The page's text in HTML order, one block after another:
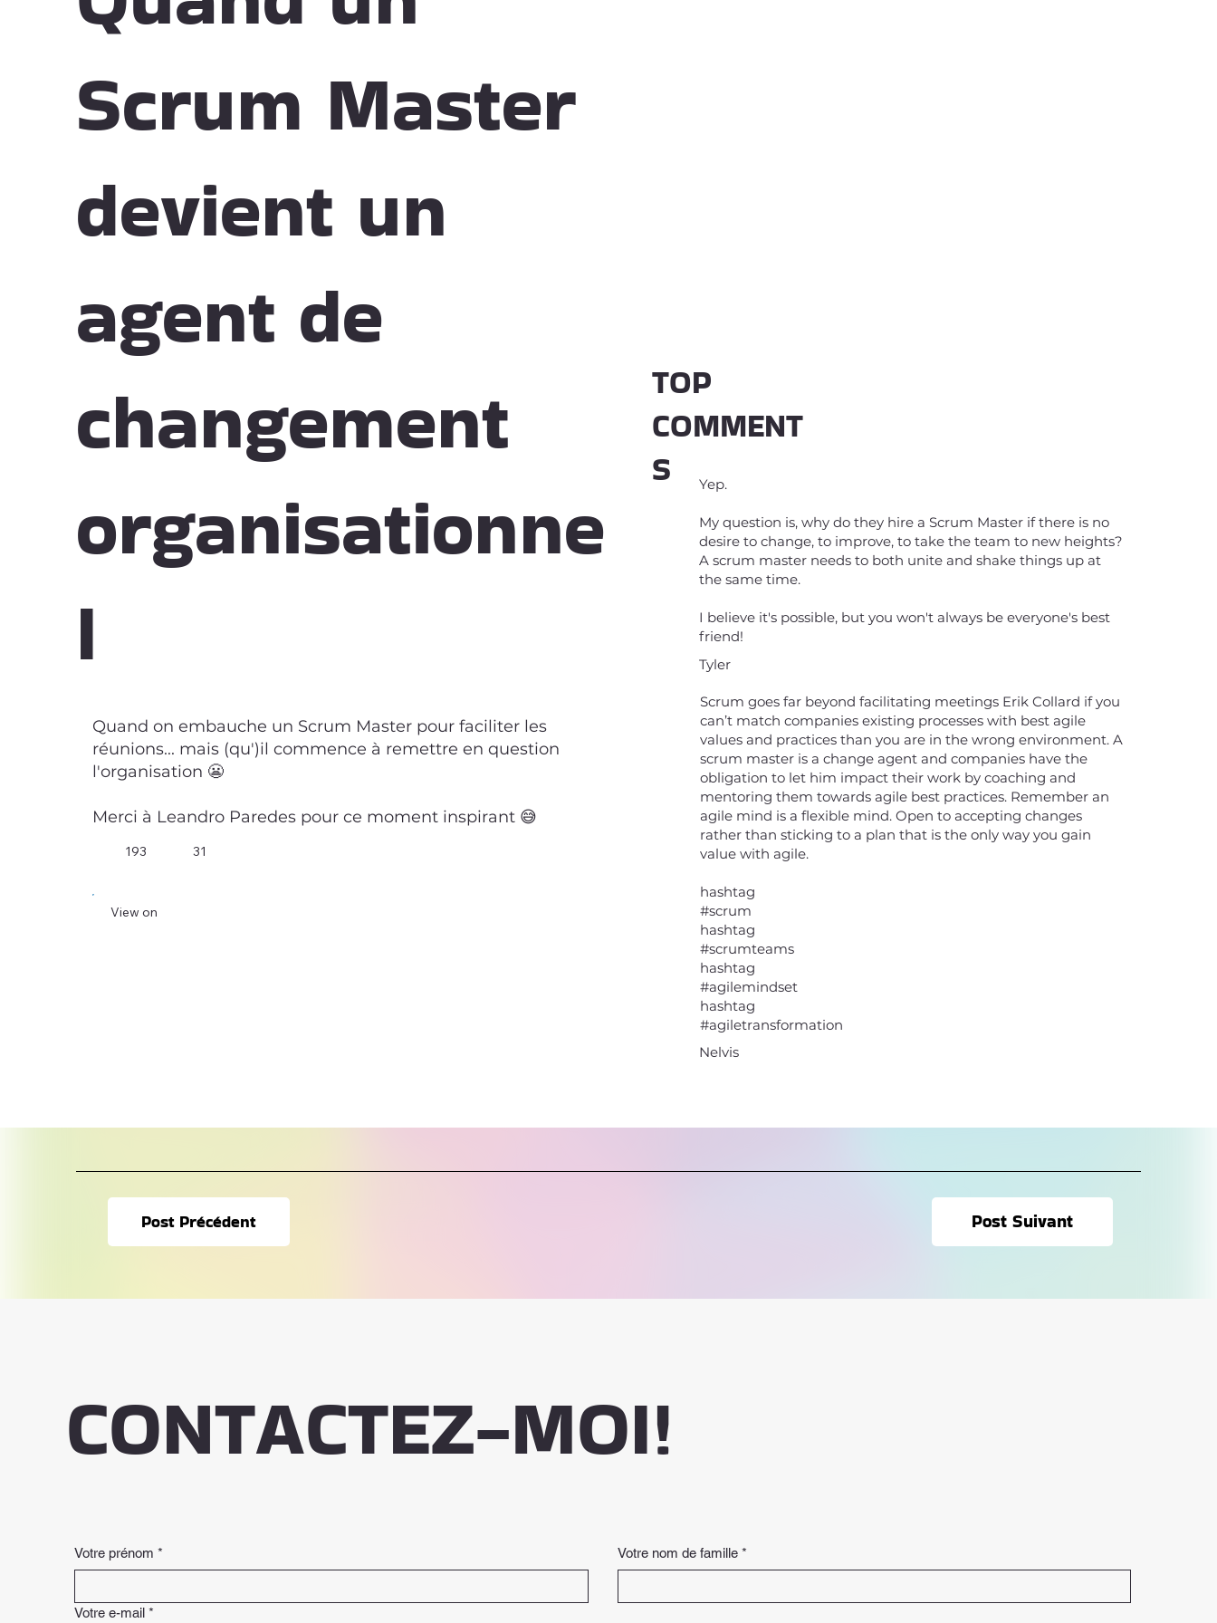
Post Précédent Post Suivant
Scrum Master
devient un
agent de
changement
organisationne
l
Quand on embauche un Scrum Master pour faciliter les
réunions... mais (qu')il commence à remettre en question
l'organisation 😬
Merci à Leandro Paredes pour ce moment inspirant 😅
193 31
View on
TOP
COMMENT
S
Yep.
My question is, why do they hire a Scrum Master if there is no
desire to change, to improve, to take the team to new heights?
A scrum master needs to both unite and shake things up at
the same time.
I believe it's possible, but you won't always be everyone's best
friend!
Tyler
Scrum goes far beyond facilitating meetings Erik Collard if you
can’t match companies existing processes with best agile
values and practices than you are in the wrong environment. A
scrum master is a change agent and companies have the
obligation to let him impact their work by coaching and
mentoring them towards agile best practices. Remember an
agile mind is a flexible mind. Open to accepting changes
rather than sticking to a plan that is the only way you gain
value with agile.
hashtag
#scrum
hashtag
#scrumteams
hashtag
#agilemindset
hashtag
#agiletransformation
Nelvis
CONTACTEZ-MOI!
Votre prénom * Votre nom de famille *
Votre e-mail *